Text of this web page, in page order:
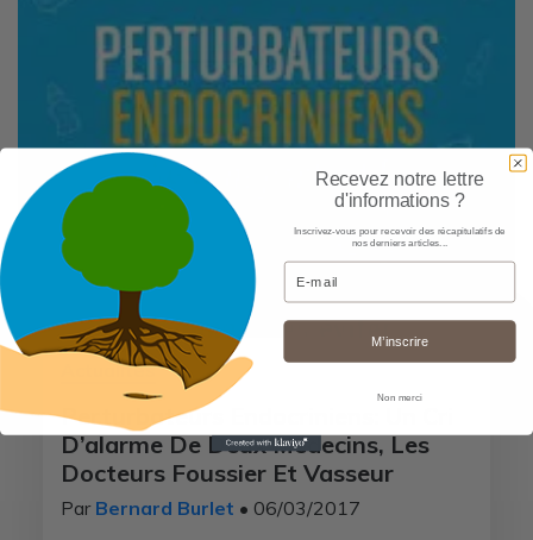
Actualités
Perturbateurs Endocriniens: Un Cri
D’alarme De Deux Médecins, Les
Docteurs Foussier Et Vasseur
Par Bernard Burlet • 06/03/2017
Recevez notre lettre
d'informations ?
Inscrivez-vous pour recevoir des récapitulatifs de
nos derniers articles...
Email
M’inscrire
Non merci